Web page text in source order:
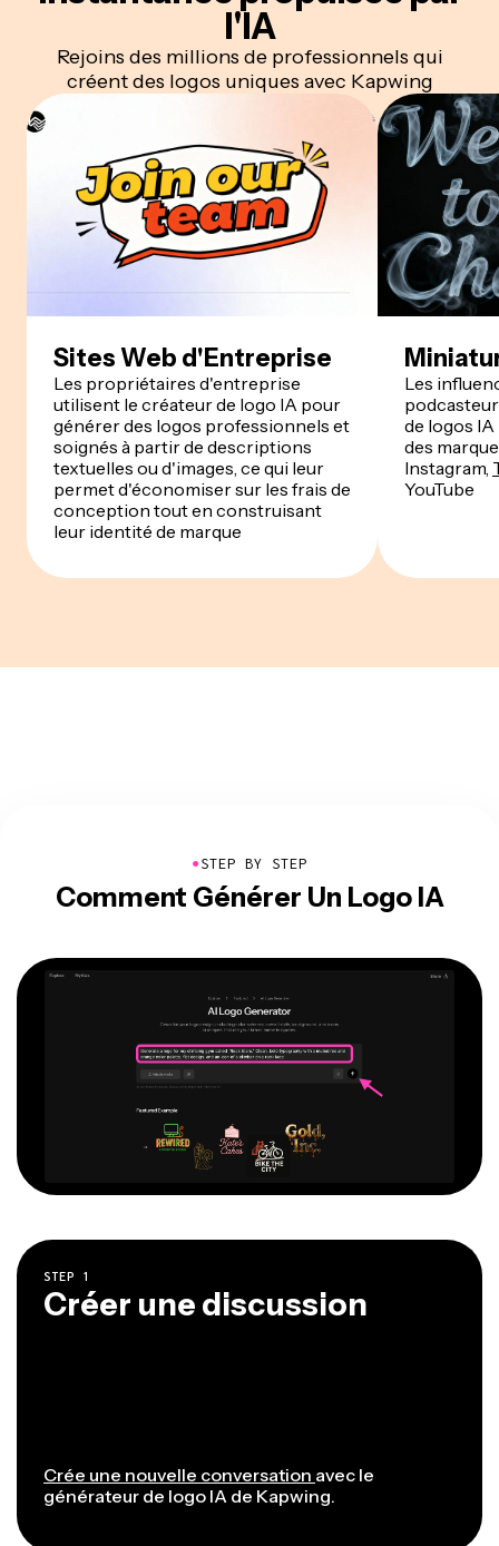
l'IA
Rejoins des millions de professionnels qui
créent des logos uniques avec Kapwing
Sites Web d'Entreprise
Les propriétaires d'entreprise
utilisent le créateur de logo IA pour
générer des logos professionnels et
soignés à partir de descriptions
textuelles ou d'images, ce qui leur
permet d'économiser sur les frais de
conception tout en construisant
leur identité de marque
Les
de logos
des
Instagram,
YouTube
●STEP BY STEP
Comment Générer Un Logo IA
STEP 1
Créer une discussion
Crée une nouvelle conversation avec le
générateur de logo IA de Kapwing.